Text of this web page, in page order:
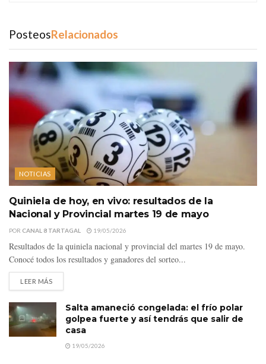
PosteosRelacionados
NOTICIAS
Quiniela de hoy, en vivo: resultados de la
Nacional y Provincial martes 19 de mayo
POR CANAL 8 TARTAGAL 19/05/2026
Resultados de la quiniela nacional y provincial del martes 19 de mayo.
Conocé todos los resultados y ganadores del sorteo...
LEER MÁS
Salta amaneció congelada: el frío polar
golpea fuerte y así tendrás que salir de
casa
19/05/2026